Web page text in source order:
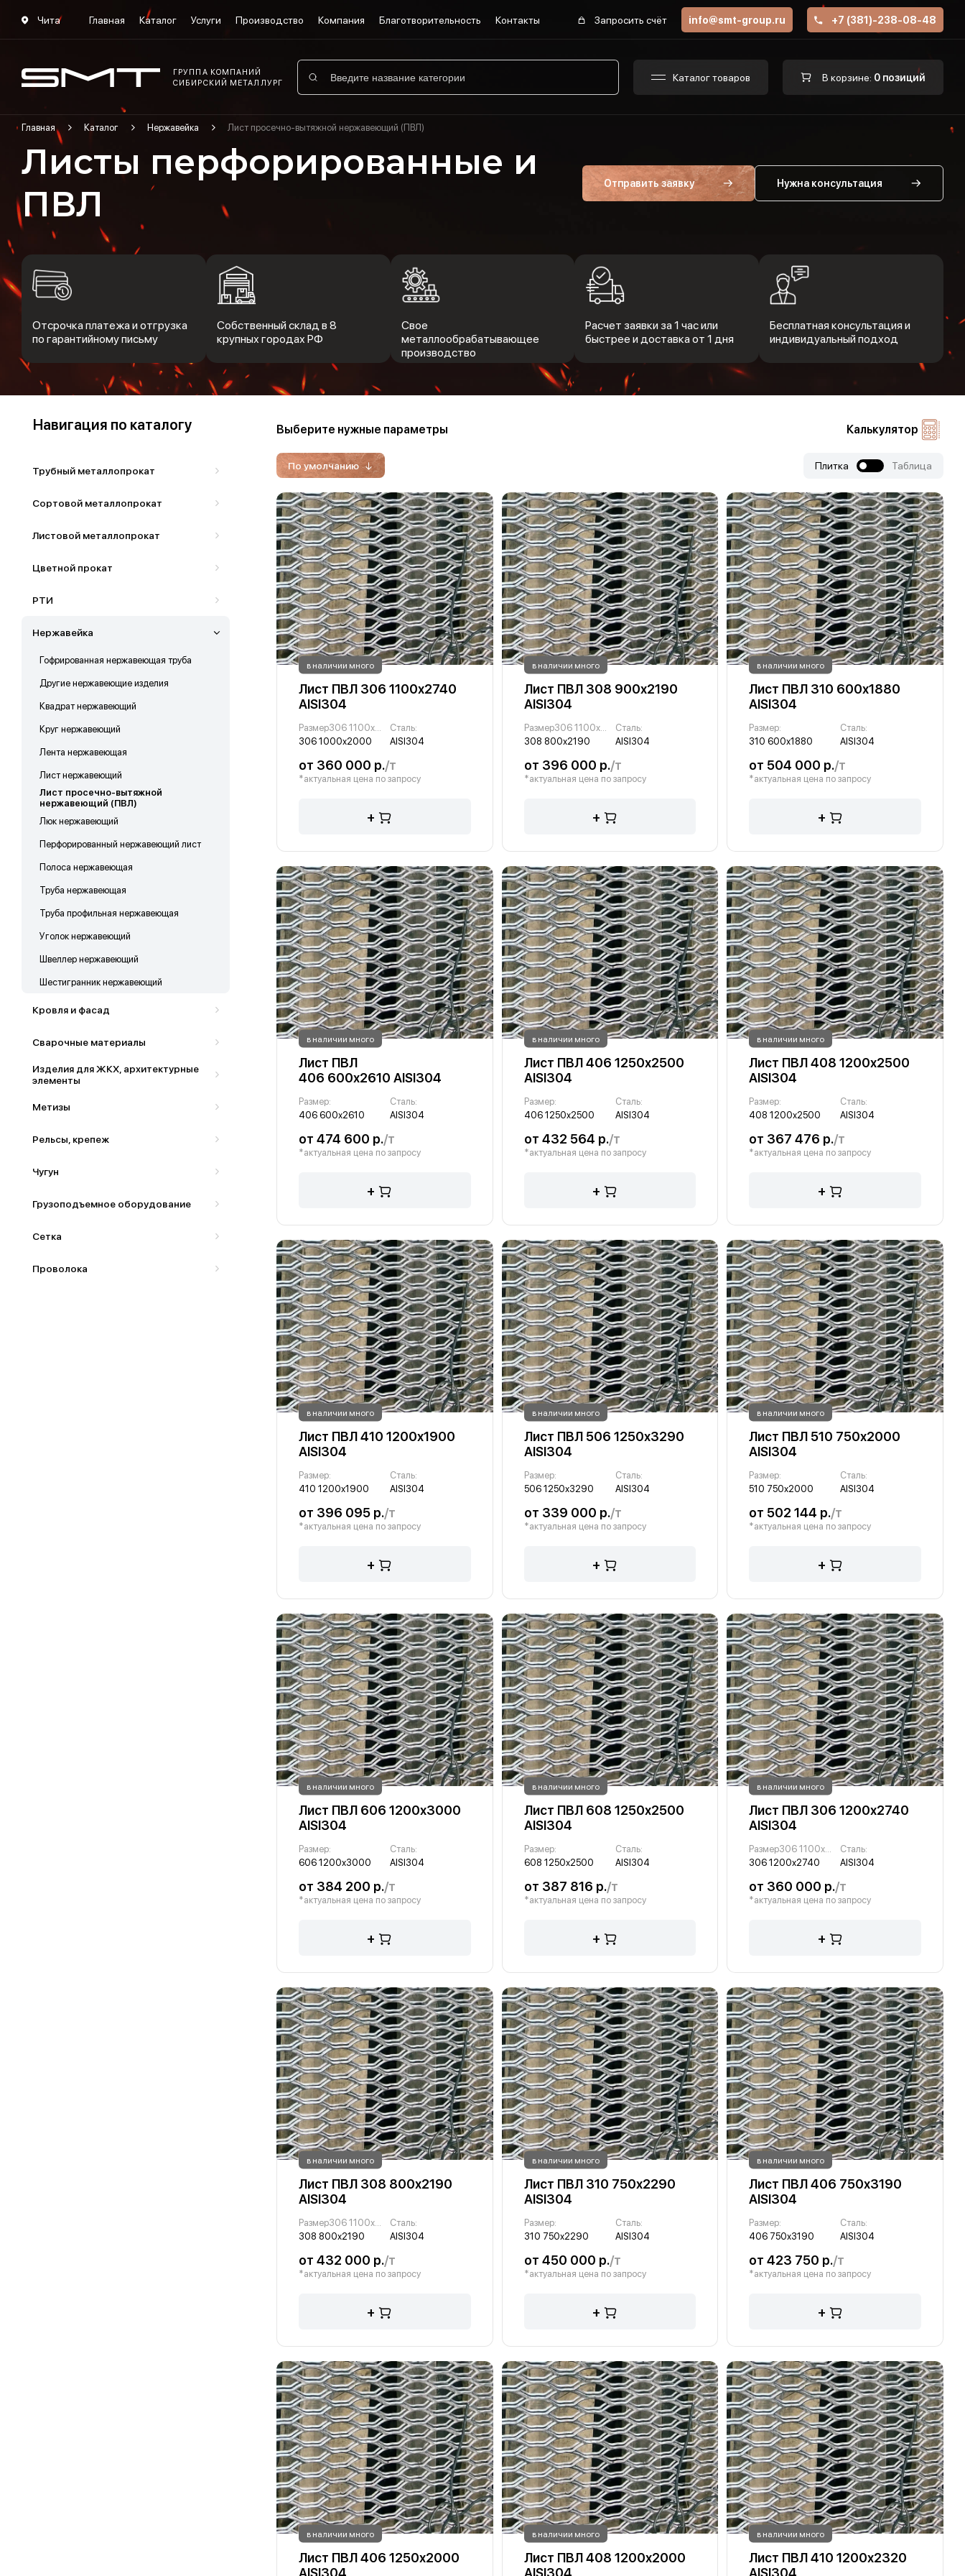
Чита Главная Каталог Услуги Производство Компания Благотворительность Контакты Запросить счёт info@smt-group.ru +7 (381)-238-08-48
ГРУППА КОМПАНИЙ
СИБИРСКИЙ МЕТАЛЛУРГ
Каталог товаров В корзине: 0 позиций
Главная Каталог Нержавейка Лист просечно-вытяжной нержавеющий (ПВЛ)
Листы перфорированные и
ПВЛ
Отправить заявку Нужна консультация
Отсрочка платежа и отгрузка
по гарантийному письму
Собственный склад в 8
крупных городах РФ
Свое
металлообрабатывающее
производство
Расчет заявки за 1 час или
быстрее и доставка от 1 дня
Бесплатная консультация и
индивидуальный подход
Навигация по каталогу
Трубный металлопрокат
Сортовой металлопрокат
Листовой металлопрокат
Цветной прокат
РТИ
Нержавейка
Гофрированная нержавеющая труба
Другие нержавеющие изделия
Квадрат нержавеющий
Круг нержавеющий
Лента нержавеющая
Лист нержавеющий
Лист просечно-вытяжной
нержавеющий (ПВЛ)
Люк нержавеющий
Перфорированный нержавеющий лист
Полоса нержавеющая
Труба нержавеющая
Труба профильная нержавеющая
Уголок нержавеющий
Швеллер нержавеющий
Шестигранник нержавеющий
Кровля и фасад
Сварочные материалы
Изделия для ЖКХ, архитектурные
элементы
Метизы
Рельсы, крепеж
Чугун
Грузоподъемное оборудование
Сетка
Проволока
Выберите нужные параметры Калькулятор
По умолчанию Плитка Таблица
в наличии много
Лист ПВЛ 306 1100х2740
AISI304
Размер306 1100х2740 :
306 1000х2000
Сталь:
AISI304
от 360 000 р./т
*актуальная цена по запросу
+
в наличии много
Лист ПВЛ 308 900х2190
AISI304
Размер306 1100х2740 :
308 800х2190
Сталь:
AISI304
от 396 000 р./т
*актуальная цена по запросу
+
в наличии много
Лист ПВЛ 310 600х1880
AISI304
Размер:
310 600х1880
Сталь:
AISI304
от 504 000 р./т
*актуальная цена по запросу
+
в наличии много
Лист ПВЛ
406 600х2610 AISI304
Размер:
406 600х2610
Сталь:
AISI304
от 474 600 р./т
*актуальная цена по запросу
+
в наличии много
Лист ПВЛ 406 1250х2500
AISI304
Размер:
406 1250х2500
Сталь:
AISI304
от 432 564 р./т
*актуальная цена по запросу
+
в наличии много
Лист ПВЛ 408 1200х2500
AISI304
Размер:
408 1200х2500
Сталь:
AISI304
от 367 476 р./т
*актуальная цена по запросу
+
в наличии много
Лист ПВЛ 410 1200х1900
AISI304
Размер:
410 1200х1900
Сталь:
AISI304
от 396 095 р./т
*актуальная цена по запросу
+
в наличии много
Лист ПВЛ 506 1250х3290
AISI304
Размер:
506 1250х3290
Сталь:
AISI304
от 339 000 р./т
*актуальная цена по запросу
+
в наличии много
Лист ПВЛ 510 750х2000
AISI304
Размер:
510 750х2000
Сталь:
AISI304
от 502 144 р./т
*актуальная цена по запросу
+
в наличии много
Лист ПВЛ 606 1200х3000
AISI304
Размер:
606 1200х3000
Сталь:
AISI304
от 384 200 р./т
*актуальная цена по запросу
+
в наличии много
Лист ПВЛ 608 1250х2500
AISI304
Размер:
608 1250х2500
Сталь:
AISI304
от 387 816 р./т
*актуальная цена по запросу
+
в наличии много
Лист ПВЛ 306 1200х2740
AISI304
Размер306 1100х2740 :
306 1200х2740
Сталь:
AISI304
от 360 000 р./т
*актуальная цена по запросу
+
в наличии много
Лист ПВЛ 308 800х2190
AISI304
Размер306 1100х2740 :
308 800х2190
Сталь:
AISI304
от 432 000 р./т
*актуальная цена по запросу
+
в наличии много
Лист ПВЛ 310 750х2290
AISI304
Размер:
310 750х2290
Сталь:
AISI304
от 450 000 р./т
*актуальная цена по запросу
+
в наличии много
Лист ПВЛ 406 750х3190
AISI304
Размер:
406 750х3190
Сталь:
AISI304
от 423 750 р./т
*актуальная цена по запросу
+
в наличии много
Лист ПВЛ 406 1250х2000
AISI304
в наличии много
Лист ПВЛ 408 1200х2000
AISI304
в наличии много
Лист ПВЛ 410 1200х2320
AISI304